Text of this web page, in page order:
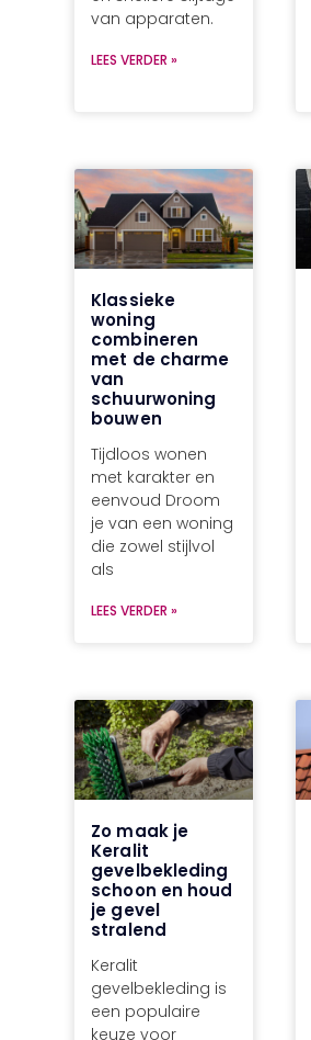
van apparaten.
LEES VERDER »
Klassieke
woning
combineren
met de charme
van
schuurwoning
bouwen
Tijdloos wonen
met karakter en
eenvoud Droom
je van een woning
die zowel stijlvol
als
LEES VERDER »
Zo maak je
Keralit
gevelbekleding
schoon en houd
je gevel
stralend
Keralit
gevelbekleding is
een populaire
keuze voor